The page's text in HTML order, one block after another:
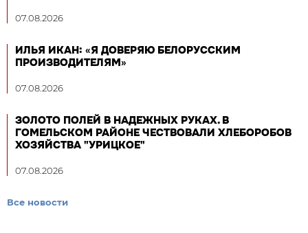
07.08.2026
ИЛЬЯ ИКАН: «Я ДОВЕРЯЮ БЕЛОРУССКИМ
ПРОИЗВОДИТЕЛЯМ»
07.08.2026
ЗОЛОТО ПОЛЕЙ В НАДЕЖНЫХ РУКАХ. В
ГОМЕЛЬСКОМ РАЙОНЕ ЧЕСТВОВАЛИ ХЛЕБОРОБОВ
ХОЗЯЙСТВА "УРИЦКОЕ"
07.08.2026
Все новости